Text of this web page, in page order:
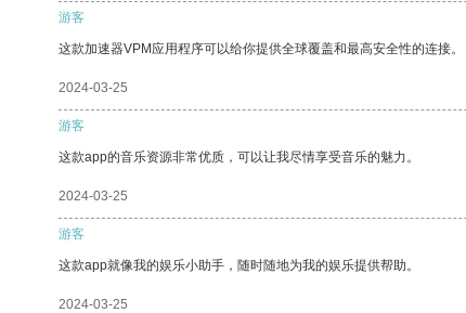
游客
这款加速器VPM应用程序可以给你提供全球覆盖和最高安全性的连接。
2024-03-25
游客
这款app的音乐资源非常优质，可以让我尽情享受音乐的魅力。
2024-03-25
游客
这款app就像我的娱乐小助手，随时随地为我的娱乐提供帮助。
2024-03-25